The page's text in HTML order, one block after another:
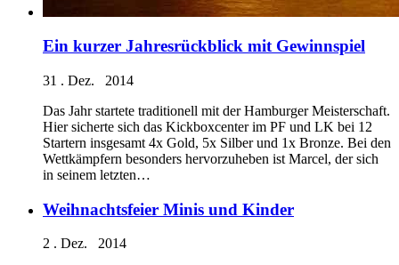
Ein kurzer Jahresrückblick mit Gewinnspiel
31 . Dez. 2014
Das Jahr startete traditionell mit der Hamburger Meisterschaft.
Hier sicherte sich das Kickboxcenter im PF und LK bei 12
Startern insgesamt 4x Gold, 5x Silber und 1x Bronze. Bei den
Wettkämpfern besonders hervorzuheben ist Marcel, der sich
in seinem letzten…
Weihnachtsfeier Minis und Kinder
2 . Dez. 2014